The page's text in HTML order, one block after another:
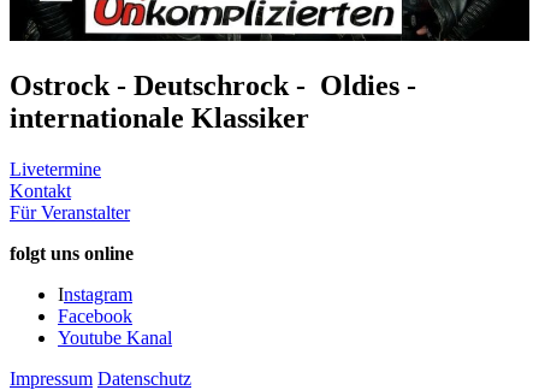
Ostrock - Deutschrock - Oldies -
internationale Klassiker
Livetermine
Kontakt
Für Veranstalter
folgt uns online
Instagram
Facebook
Youtube Kanal
Impressum Datenschutz